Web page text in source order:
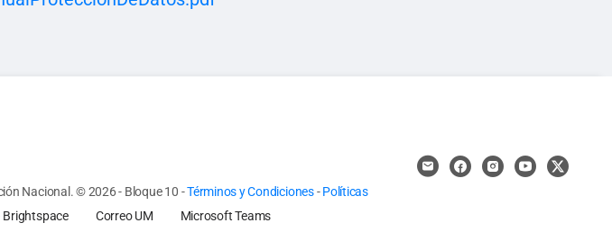
Nacional.© 2026 - Bloque 10 -Términos y Condiciones-Políticas
Brightspace Correo UM Microsoft Teams